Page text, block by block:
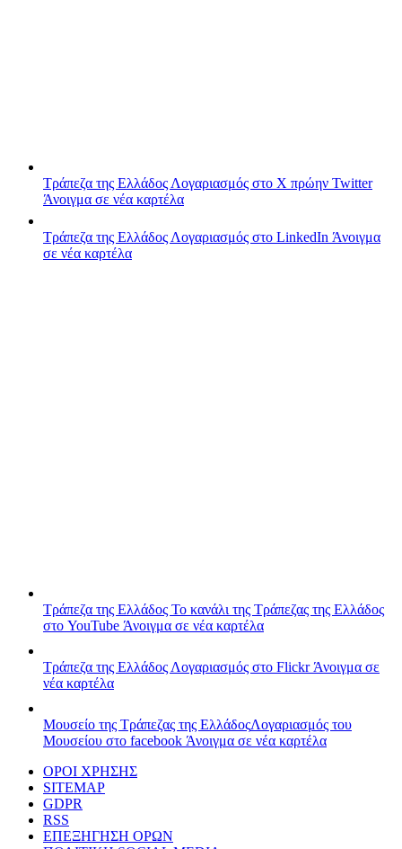
Τράπεζα της Ελλάδος Λογαριασμός στο X πρώην Twitter
Άνοιγμα σε νέα καρτέλα
Τράπεζα της Ελλάδος Λογαριασμός στο LinkedIn Άνοιγμα
σε νέα καρτέλα
Τράπεζα της Ελλάδος Το κανάλι της Τράπεζας της Ελλάδος
στο YouTube Άνοιγμα σε νέα καρτέλα
Τράπεζα της Ελλάδος Λογαριασμός στο FlickrΆνοιγμα σε
νέα καρτέλα
Μουσείο της Τράπεζας της ΕλλάδοςΛογαριασμός του
Μουσείου στο facebook Άνοιγμα σε νέα καρτέλα
ΟΡΟΙ ΧΡΗΣΗΣ
SITEMAP
GDPR
RSS
ΕΠΕΞΗΓΗΣΗ ΟΡΩΝ